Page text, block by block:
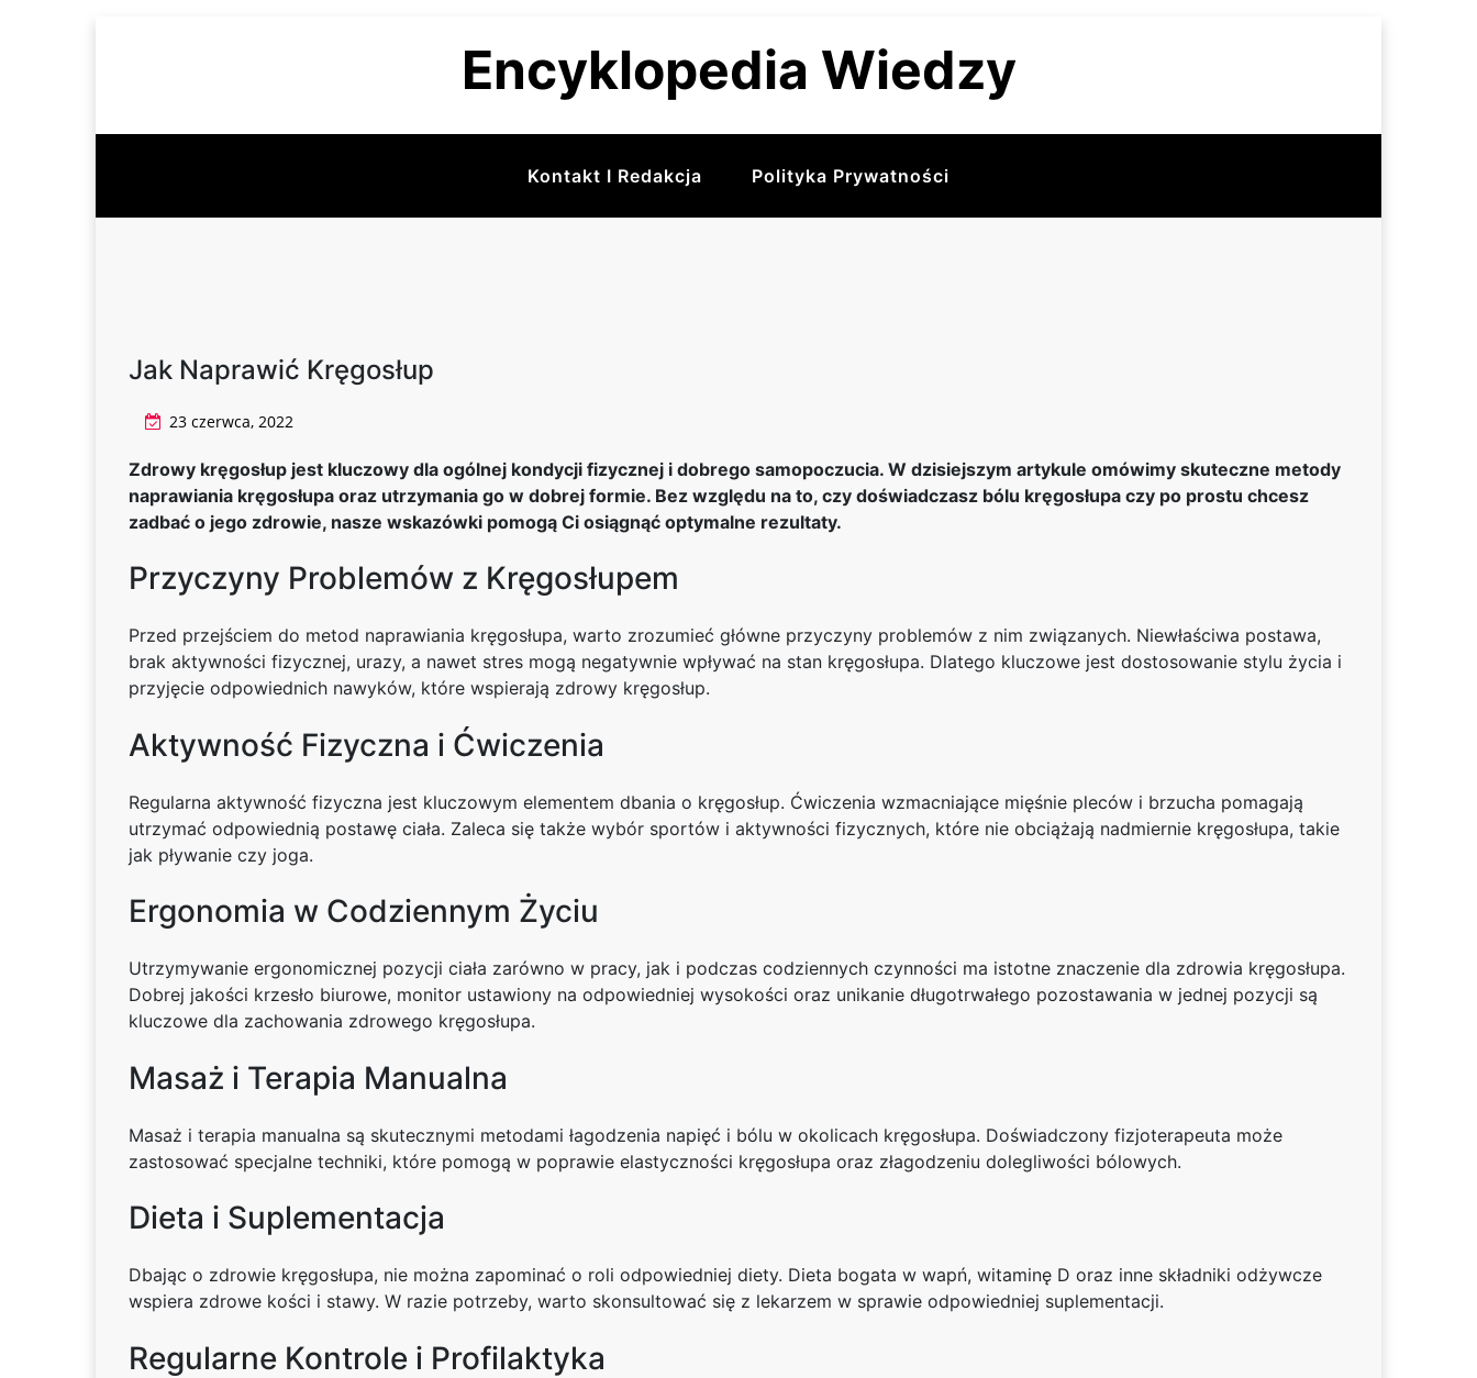
Encyklopedia Wiedzy
Kontakt I Redakcja Polityka Prywatności
Jak Naprawić Kręgosłup
23 czerwca, 2022
Zdrowy kręgosłup jest kluczowy dla ogólnej kondycji fizycznej i dobrego samopoczucia. W dzisiejszym artykule omówimy skuteczne metody
naprawiania kręgosłupa oraz utrzymania go w dobrej formie. Bez względu na to, czy doświadczasz bólu kręgosłupa czy po prostu chcesz
zadbać o jego zdrowie, nasze wskazówki pomogą Ci osiągnąć optymalne rezultaty.
Przyczyny Problemów z Kręgosłupem
Przed przejściem do metod naprawiania kręgosłupa, warto zrozumieć główne przyczyny problemów z nim związanych. Niewłaściwa postawa,
brak aktywności fizycznej, urazy, a nawet stres mogą negatywnie wpływać na stan kręgosłupa. Dlatego kluczowe jest dostosowanie stylu życia i
przyjęcie odpowiednich nawyków, które wspierają zdrowy kręgosłup.
Aktywność Fizyczna i Ćwiczenia
Regularna aktywność fizyczna jest kluczowym elementem dbania o kręgosłup. Ćwiczenia wzmacniające mięśnie pleców i brzucha pomagają
utrzymać odpowiednią postawę ciała. Zaleca się także wybór sportów i aktywności fizycznych, które nie obciążają nadmiernie kręgosłupa, takie
jak pływanie czy joga.
Ergonomia w Codziennym Życiu
Utrzymywanie ergonomicznej pozycji ciała zarówno w pracy, jak i podczas codziennych czynności ma istotne znaczenie dla zdrowia kręgosłupa.
Dobrej jakości krzesło biurowe, monitor ustawiony na odpowiedniej wysokości oraz unikanie długotrwałego pozostawania w jednej pozycji są
kluczowe dla zachowania zdrowego kręgosłupa.
Masaż i Terapia Manualna
Masaż i terapia manualna są skutecznymi metodami łagodzenia napięć i bólu w okolicach kręgosłupa. Doświadczony fizjoterapeuta może
zastosować specjalne techniki, które pomogą w poprawie elastyczności kręgosłupa oraz złagodzeniu dolegliwości bólowych.
Dieta i Suplementacja
Dbając o zdrowie kręgosłupa, nie można zapominać o roli odpowiedniej diety. Dieta bogata w wapń, witaminę D oraz inne składniki odżywcze
wspiera zdrowe kości i stawy. W razie potrzeby, warto skonsultować się z lekarzem w sprawie odpowiedniej suplementacji.
Regularne Kontrole i Profilaktyka